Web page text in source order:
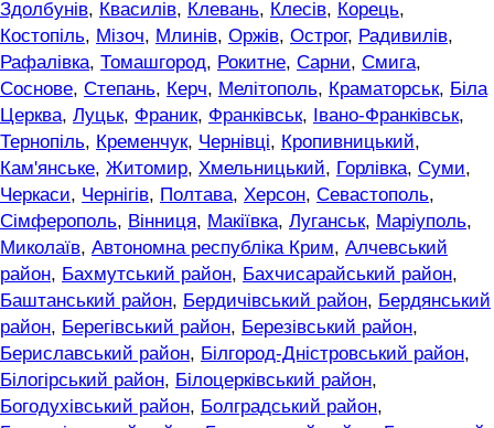
Здолбунів, Квасилів, Клевань, Клесів, Корець,
Костопіль, Мізоч, Млинів, Оржів, Острог, Радивилів,
Рафалівка, Томашгород, Рокитне, Сарни, Смига,
Соснове, Степань, Керч, Мелітополь, Краматорськ, Біла
Церква, Луцьк, Франик, Франківськ, Івано-Франківськ,
Тернопіль, Кременчук, Чернівці, Кропивницький,
Кам'янське, Житомир, Хмельницький, Горлівка, Суми,
Черкаси, Чернігів, Полтава, Херсон, Севастополь,
Сімферополь, Вінниця, Макіївка, Луганськ, Маріуполь,
Миколаїв, Автономна республіка Крим, Алчевський
район, Бахмутський район, Бахчисарайський район,
Баштанський район, Бердичівський район, Бердянський
район, Берегівський район, Березівський район,
Бериславський район, Білгород-Дністровський район,
Білогірський район, Білоцерківський район,
Богодухівський район, Болградський район,